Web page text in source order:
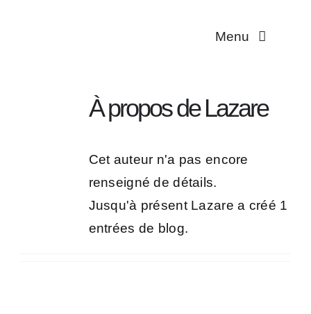
Menu
Troubles
Aidant·es
Traductions
À propos deLazare
Cet auteur n'a pas encore
renseigné de détails.
Jusqu'à présent Lazare a créé 1
entrées de blog.